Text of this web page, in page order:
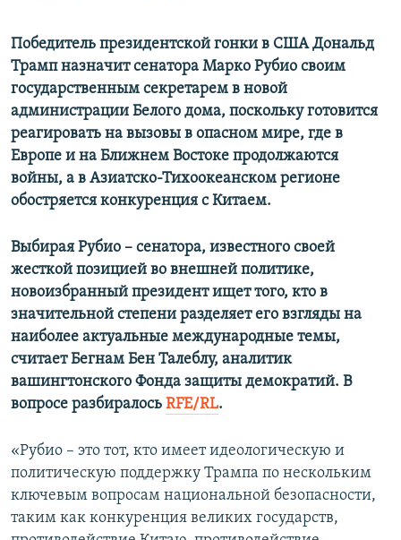
Победитель президентской гонки в США Дональд
Трамп назначит сенатора Марко Рубио своим
государственным секретарем в новой
администрации Белого дома, поскольку готовится
реагировать на вызовы в опасном мире, где в
Европе и на Ближнем Востоке продолжаются
войны, а в Азиатско-Тихоокеанском регионе
обостряется конкуренция с Китаем.
Выбирая Рубио – сенатора, известного своей
жесткой позицией во внешней политике,
новоизбранный президент ищет того, кто в
значительной степени разделяет его взгляды на
наиболее актуальные международные темы,
считает Бегнам Бен Талеблу, аналитик
вашингтонского Фонда защиты демократий. В
вопросе разбиралось RFE/RL.
«Рубио – это тот, кто имеет идеологическую и
политическую поддержку Трампа по нескольким
ключевым вопросам национальной безопасности,
таким как конкуренция великих государств,